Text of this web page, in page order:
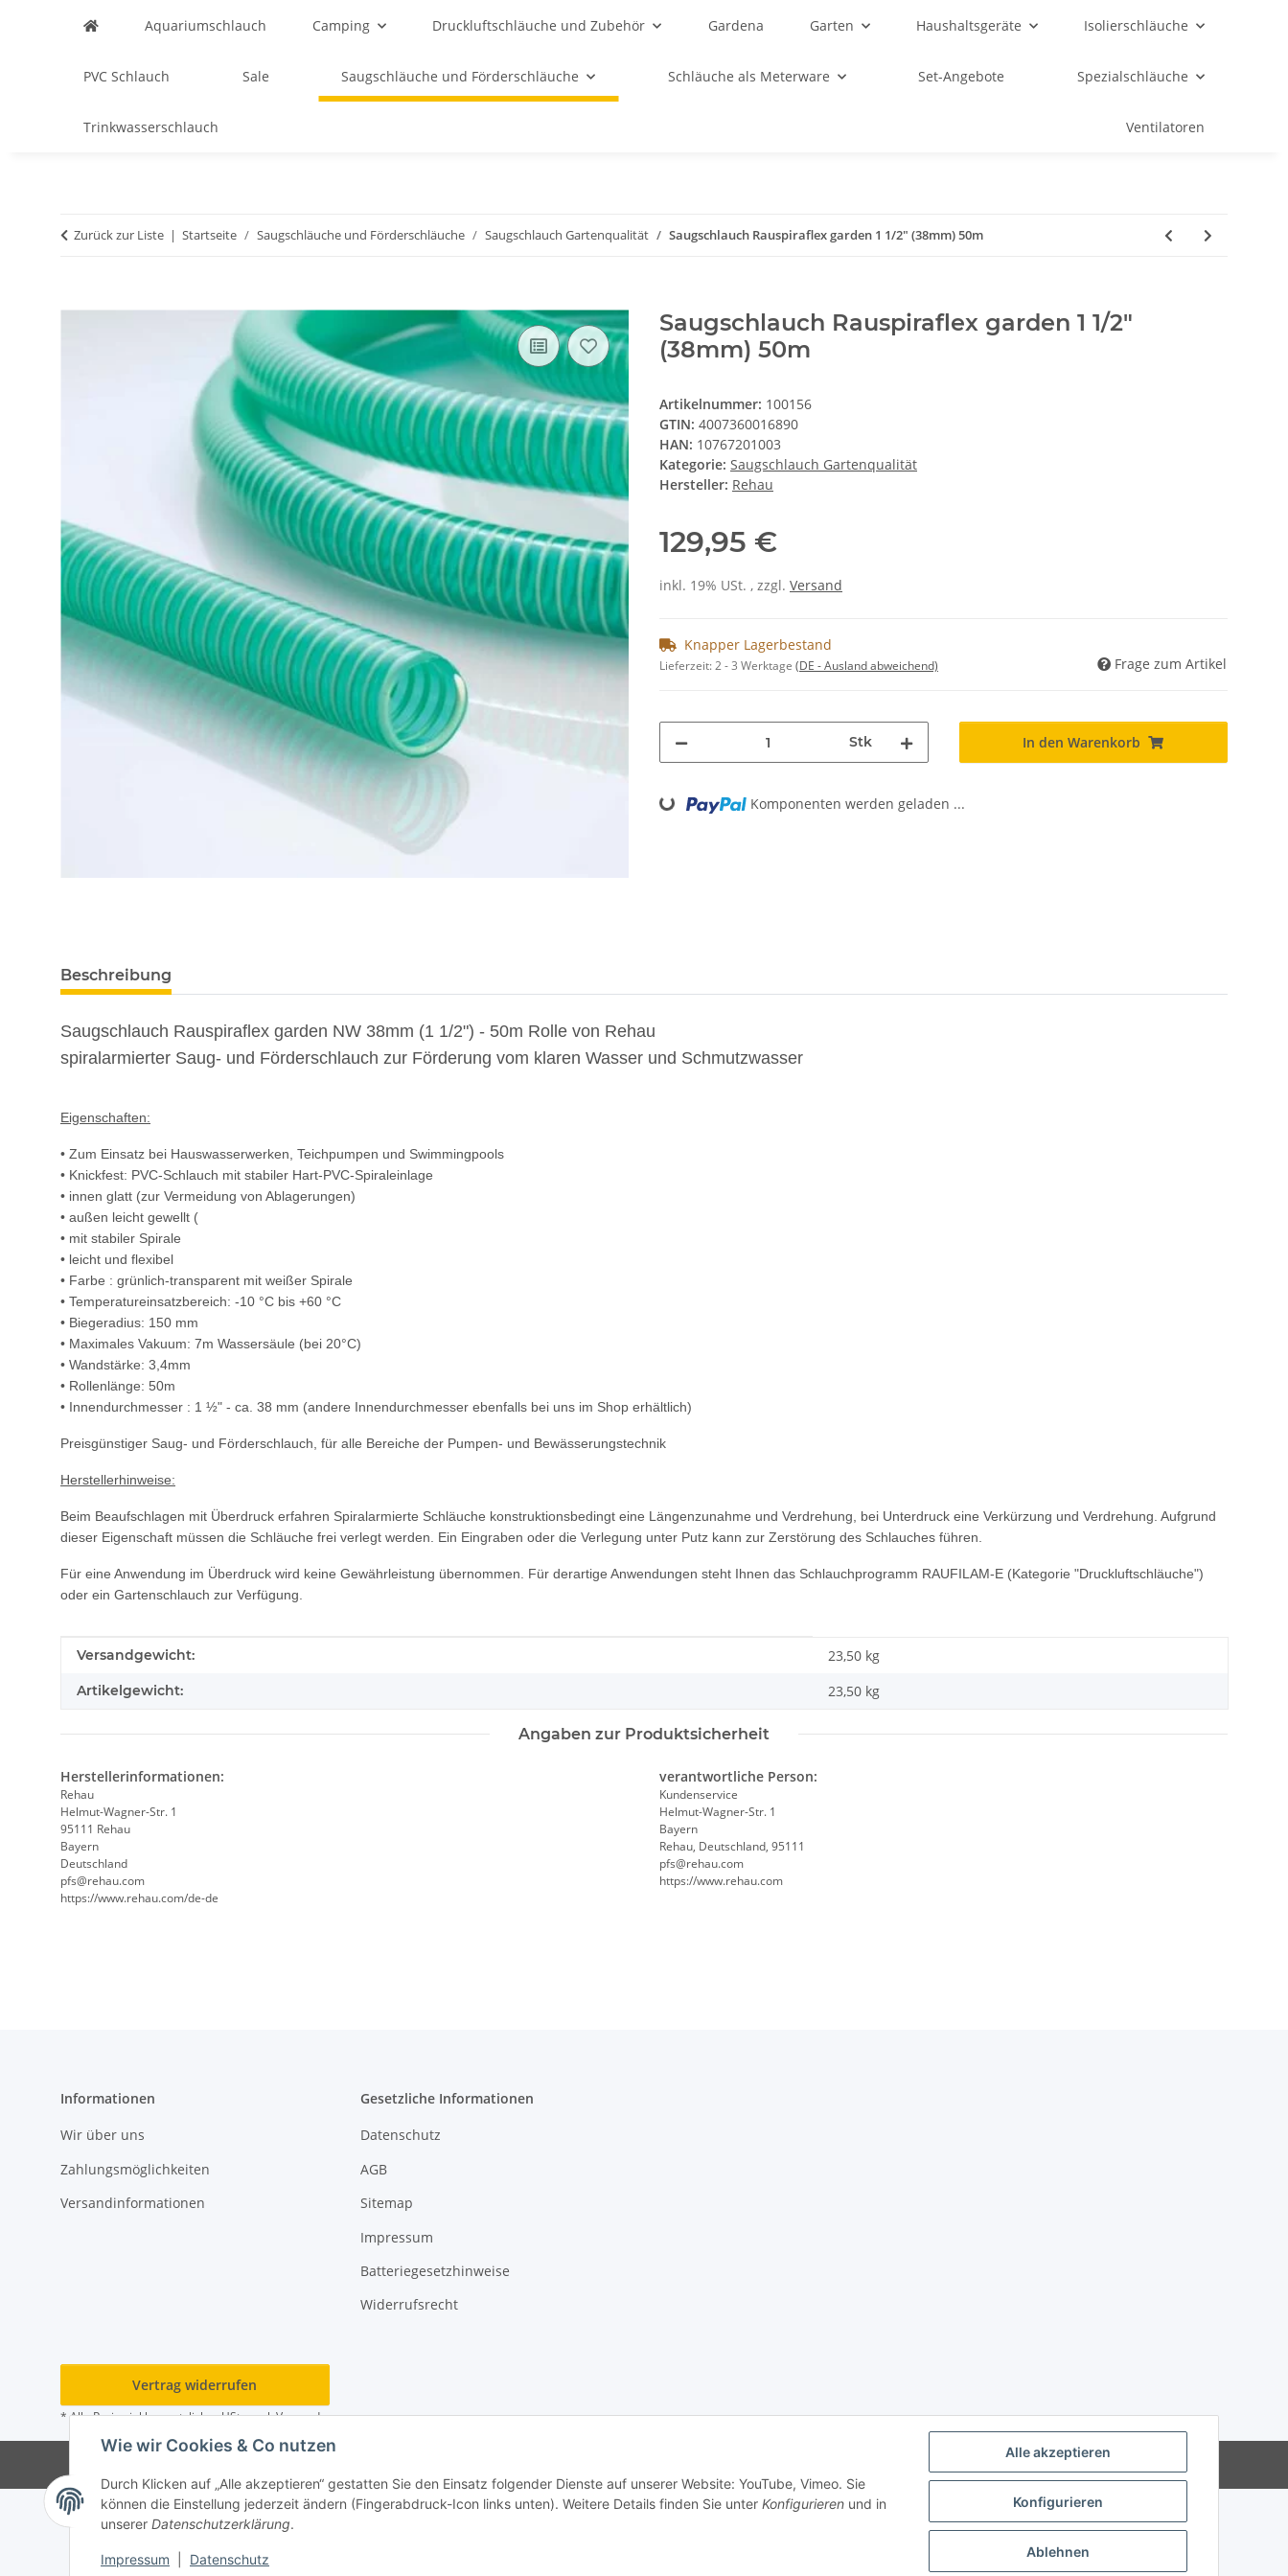
Alle akzeptieren
Konfigurieren
Ablehnen
Wie wir Cookies & Co nutzen
Durch Klicken auf „Alle akzeptieren“ gestatten Sie den Einsatz folgender Dienste auf unserer Website: YouTube, Vimeo. Sie
können die Einstellung jederzeit ändern (Fingerabdruck-Icon links unten). Weitere Details finden Sie unter Konfigurieren und in
unserer Datenschutzerklärung.
Impressum Datenschutz
Aquariumschlauch Camping Druckluftschläuche und Zubehör Gardena Garten Haushaltsgeräte Isolierschläuche
PVC Schlauch Sale Saugschläuche und Förderschläuche Schläuche als Meterware Set-Angebote Spezialschläuche
Trinkwasserschlauch Ventilatoren
Zurück zur Liste Startseite Saugschläuche und Förderschläuche Saugschlauch Gartenqualität Saugschlauch Rauspiraflex garden 1 1/2" (38mm) 50m
Saugschlauch Rauspiraflex garden 1 1/2"
(38mm) 50m
Artikelnummer: 100156
GTIN: 4007360016890
HAN: 10767201003
Kategorie: Saugschlauch Gartenqualität
Hersteller: Rehau
129,95 €
inkl. 19% USt. , zzgl. Versand
Knapper Lagerbestand
Lieferzeit:2 - 3 Werktage (DE - Ausland abweichend) Frage zum Artikel
Stk In den Warenkorb
Loading... Komponenten werden geladen ...
Beschreibung
Saugschlauch Rauspiraflex garden NW 38mm (1 1/2") - 50m Rolle von Rehau
spiralarmierter Saug- und Förderschlauch zur Förderung vom klaren Wasser und Schmutzwasser
Eigenschaften:
• Zum Einsatz bei Hauswasserwerken, Teichpumpen und Swimmingpools
• Knickfest: PVC-Schlauch mit stabiler Hart-PVC-Spiraleinlage
• innen glatt (zur Vermeidung von Ablagerungen)
• außen leicht gewellt (
• mit stabiler Spirale
• leicht und flexibel
• Farbe : grünlich-transparent mit weißer Spirale
• Temperatureinsatzbereich: -10 °C bis +60 °C
• Biegeradius: 150 mm
• Maximales Vakuum: 7m Wassersäule (bei 20°C)
• Wandstärke: 3,4mm
• Rollenlänge: 50m
• Innendurchmesser : 1 ½" - ca. 38 mm (andere Innendurchmesser ebenfalls bei uns im Shop erhältlich)
Preisgünstiger Saug- und Förderschlauch, für alle Bereiche der Pumpen- und Bewässerungstechnik
Herstellerhinweise:
Beim Beaufschlagen mit Überdruck erfahren Spiralarmierte Schläuche konstruktionsbedingt eine Längenzunahme und Verdrehung, bei Unterdruck eine Verkürzung und Verdrehung. Aufgrund
dieser Eigenschaft müssen die Schläuche frei verlegt werden. Ein Eingraben oder die Verlegung unter Putz kann zur Zerstörung des Schlauches führen.
Für eine Anwendung im Überdruck wird keine Gewährleistung übernommen. Für derartige Anwendungen steht Ihnen das Schlauchprogramm RAUFILAM-E (Kategorie "Druckluftschläuche")
oder ein Gartenschlauch zur Verfügung.
Produkteigenschaft
Wert
Versandgewicht: 23,50 kg
Artikelgewicht: 23,50 kg
Angaben zur Produktsicherheit
Herstellerinformationen:
Rehau
Helmut-Wagner-Str. 1
95111 Rehau
Bayern
Deutschland
pfs@rehau.com
https://www.rehau.com/de-de
verantwortliche Person:
Kundenservice
Helmut-Wagner-Str. 1
Bayern
Rehau, Deutschland, 95111
pfs@rehau.com
https://www.rehau.com
Informationen
Wir über uns
Zahlungsmöglichkeiten
Versandinformationen
Gesetzliche Informationen
Datenschutz
AGB
Sitemap
Impressum
Batteriegesetzhinweise
Widerrufsrecht
Vertrag widerrufen
* Alle Preise inkl. gesetzlicher USt., zzgl.Versand